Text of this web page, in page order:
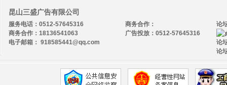
昆山三盛广告有限公司
服务电话：0512-57645316
商务合作：18136541063
电子邮箱： 918585441@qq.com
论
论
论
商务合作：
广告投放：0512-57645316